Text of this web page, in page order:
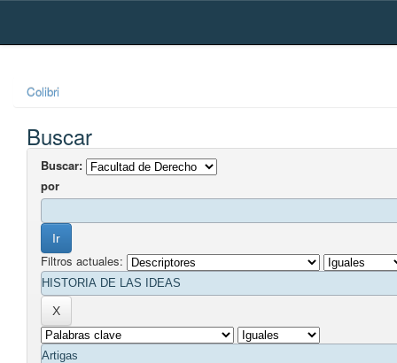
Skip
Colibri
Buscar
Buscar:
por
Filtros actuales: